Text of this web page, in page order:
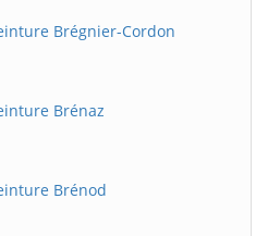
Brégnier-Cordon
Brénaz
Brénod